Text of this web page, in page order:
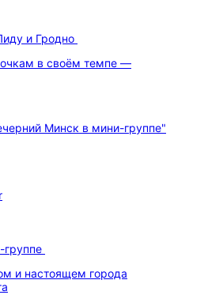
и Гродно
в своём темпе —
и настоящем города